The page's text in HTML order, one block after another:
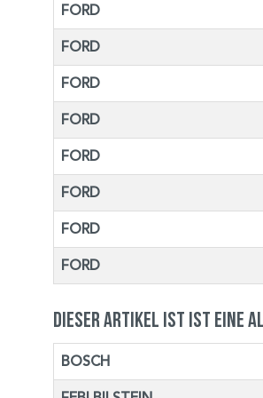
FORD
FORD
FORD
FORD
FORD
FORD
FORD
FORD
Dieser Artikel ist ist eine
BOSCH